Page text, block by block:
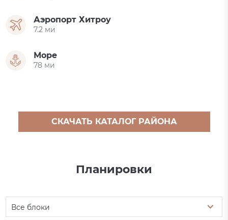
Аэропорт Хитроу
7.2 ми
Море
78 ми
СКАЧАТЬ КАТАЛОГ РАЙОНА
Планировки
Все блоки